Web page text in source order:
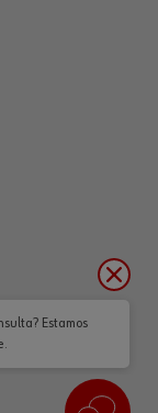
Estamos